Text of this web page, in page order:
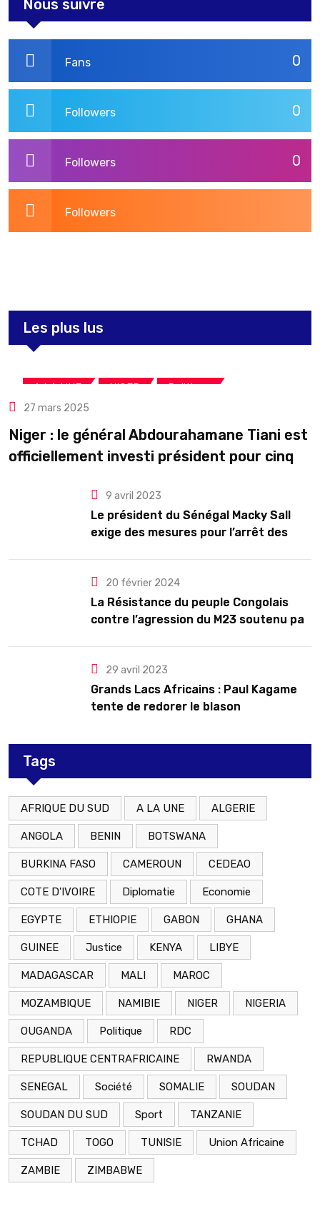
Nous suivre
0
Fans
0
Followers
0
Followers
Followers
Les plus lus
A LA UNE NIGER Politique
27 mars 2025
Niger : le général Abdourahamane Tiani est
officiellement investi président pour cinq
9 avril 2023
Le président du Sénégal Macky Sall
exige des mesures pour l’arrêt des
20 février 2024
La Résistance du peuple Congolais
contre l’agression du M23 soutenu par
29 avril 2023
Grands Lacs Africains : Paul Kagame
tente de redorer le blason
Tags
AFRIQUE DU SUD A LA UNE ALGERIE
ANGOLA BENIN BOTSWANA
BURKINA FASO CAMEROUN CEDEAO
COTE D'IVOIRE Diplomatie Economie
EGYPTE ETHIOPIE GABON GHANA
GUINEE Justice KENYA LIBYE
MADAGASCAR MALI MAROC
MOZAMBIQUE NAMIBIE NIGER NIGERIA
OUGANDA Politique RDC
REPUBLIQUE CENTRAFRICAINE RWANDA
SENEGAL Société SOMALIE SOUDAN
SOUDAN DU SUD Sport TANZANIE
TCHAD TOGO TUNISIE Union Africaine
ZAMBIE ZIMBABWE